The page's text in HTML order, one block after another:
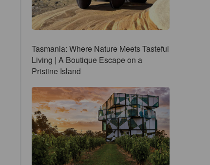
Tasmania: Where Nature Meets Tasteful
Living | A Boutique Escape on a
Pristine Island